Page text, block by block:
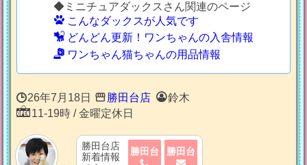
◆ミニチュアダックスさん関連のページ
こんなダックスが人気です
どんどん更新！ワンちゃんの入舎情報
ワンちゃん猫ちゃんの用品情報
26年7月18日 勝田台店
鈴木
11-19時 / 金曜定休日
勝田台店
新着情報
勝田台 勝田台